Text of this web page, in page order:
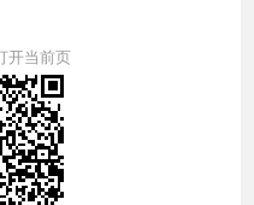
开当前页